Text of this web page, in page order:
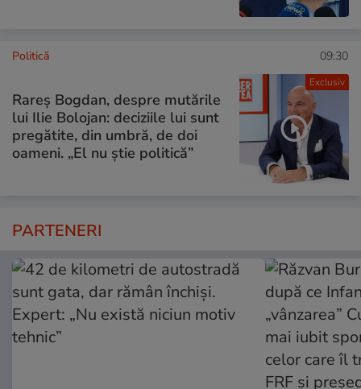
Exclusiv
Politică 09:30
Rareș Bogdan, despre mutările
lui Ilie Bolojan: deciziile lui sunt
pregătite, din umbră, de doi
oameni. „El nu știe politică”
PARTENERI